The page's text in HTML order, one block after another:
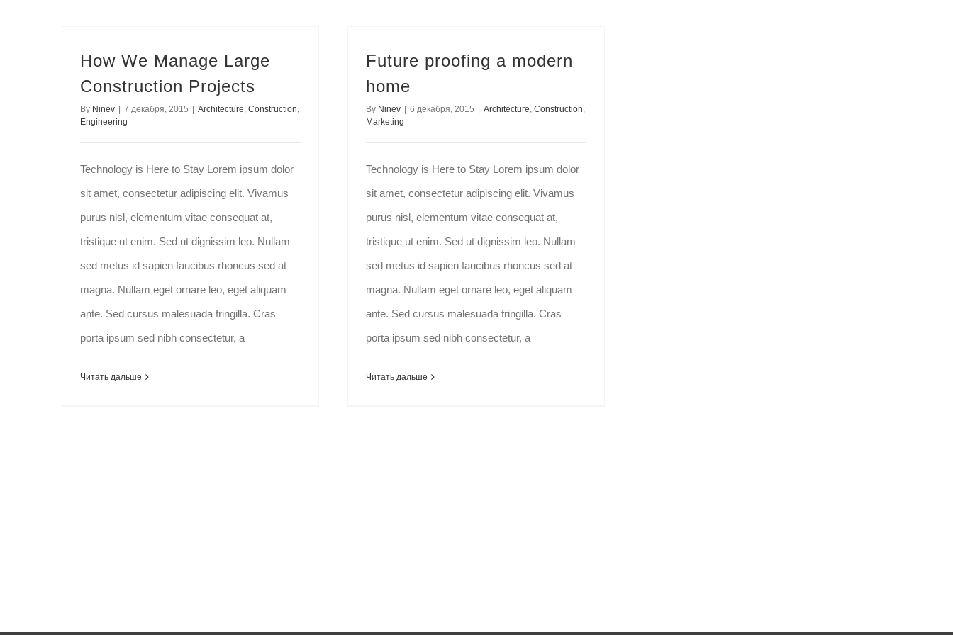
How We Manage Large
Construction Projects
By Ninev 7 декабря, 2015 Architecture, Construction,
Engineering
Technology is Here to Stay Lorem ipsum dolor
sit amet, consectetur adipiscing elit. Vivamus
purus nisl, elementum vitae consequat at,
tristique ut enim. Sed ut dignissim leo. Nullam
sed metus id sapien faucibus rhoncus sed at
magna. Nullam eget ornare leo, eget aliquam
ante. Sed cursus malesuada fringilla. Cras
porta ipsum sed nibh consectetur, a
Читать дальше
Future proofing a modern
home
By Ninev 6 декабря, 2015 Architecture, Construction,
Marketing
Technology is Here to Stay Lorem ipsum dolor
sit amet, consectetur adipiscing elit. Vivamus
purus nisl, elementum vitae consequat at,
tristique ut enim. Sed ut dignissim leo. Nullam
sed metus id sapien faucibus rhoncus sed at
magna. Nullam eget ornare leo, eget aliquam
ante. Sed cursus malesuada fringilla. Cras
porta ipsum sed nibh consectetur, a
Читать дальше